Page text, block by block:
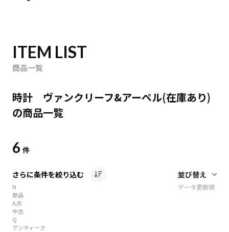
ITEM LIST
商品一覧
時計 ヴァンクリーフ&アーペル(在庫あり)
の商品一覧
6 件
さらに条件を絞り込む
N
新品
A/B
中古
Q
アンティーク
データ更新順